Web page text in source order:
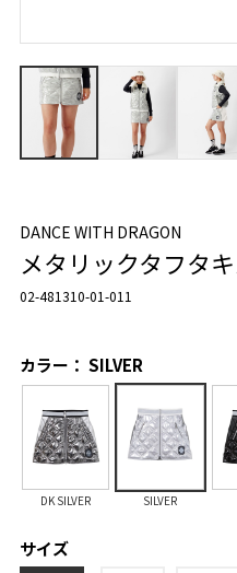
DANCE WITH DRAGON
メタリックタフタ
02-481310-01-011
カラー： SILVER
DK SILVER SILVER
サイズ